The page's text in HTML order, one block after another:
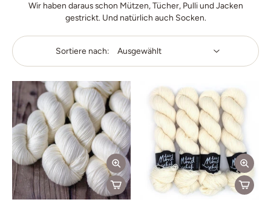
Wir haben daraus schon Mützen, Tücher, Pulli und Jacken
gestrickt. Und natürlich auch Socken.
Sortiere nach: